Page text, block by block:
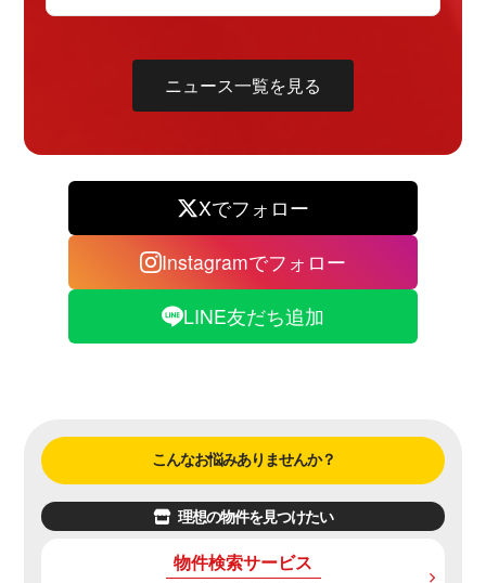
ニュース一覧を見る
Xでフォロー
Instagramでフォロー
LINE友だち追加
こんなお悩みありませんか？
理想の物件を見つけたい
物件検索サービス